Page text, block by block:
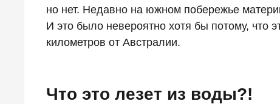
но нет. Недавно на южном побережье
И это было невероятно хотя бы потому, что
километров от Австралии.
Что это лезет из воды?!